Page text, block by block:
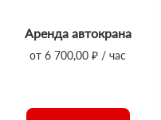
Аренда автокрана
от 6 700,00 ₽ / час